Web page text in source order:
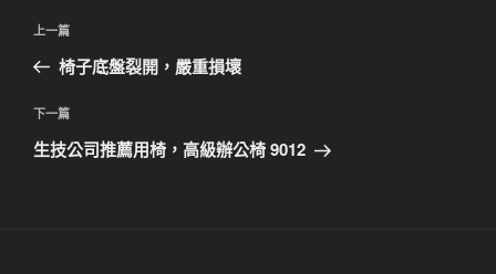
文
導
覽
上
一
文
章
上一篇
椅子底盤裂開，嚴重損壞
下
一
下一篇
生技公司推薦用椅，高級辦公椅 9012